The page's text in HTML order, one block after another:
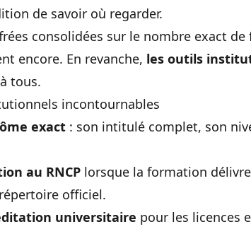
de savoir où regarder.
consolidées sur le nombre exact
encore. En revanche, les outils
tous.
incontournables
exact : son intitulé complet, son
au RNCP lorsque la formation
officiel.
universitaire pour les licences